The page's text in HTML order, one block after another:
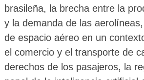
brasileña, la brecha entre la
y la demanda de las
de espacio aéreo en un
el comercio y el transporte de
derechos de los pasajeros, la